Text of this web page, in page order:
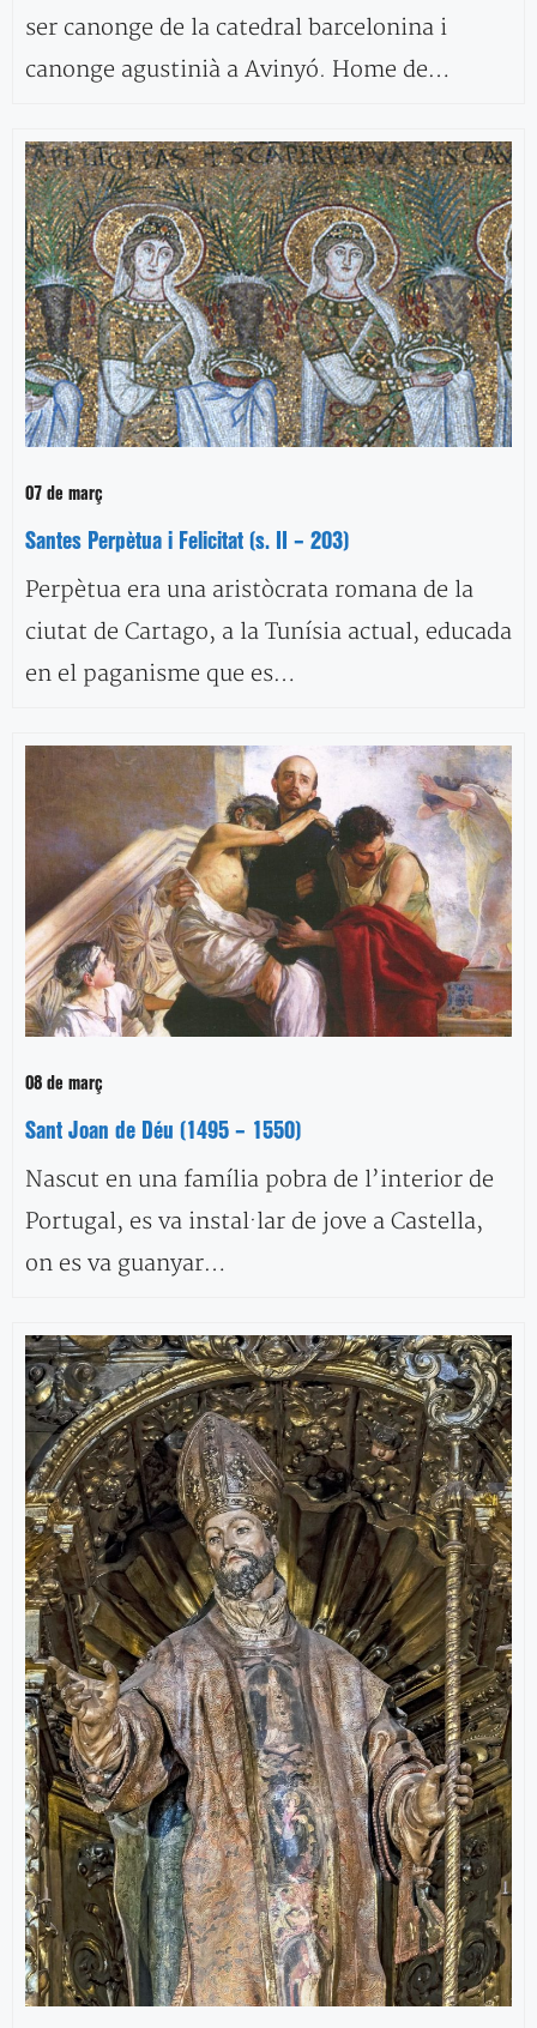
ser canonge de la catedral barcelonina i
canonge agustinià a Avinyó. Home de…
07 de març
Santes Perpètua i Felicitat (s. II – 203)
Perpètua era una aristòcrata romana de la
ciutat de Cartago, a la Tunísia actual, educada
en el paganisme que es…
08 de març
Sant Joan de Déu (1495 – 1550)
Nascut en una família pobra de l’interior de
Portugal, es va instal·lar de jove a Castella,
on es va guanyar…